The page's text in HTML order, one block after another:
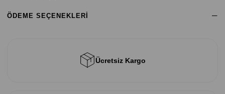
ÖDEME SEÇENEKLERI
Ücretsiz Kargo